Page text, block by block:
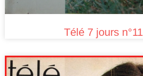
Télé 7 jours